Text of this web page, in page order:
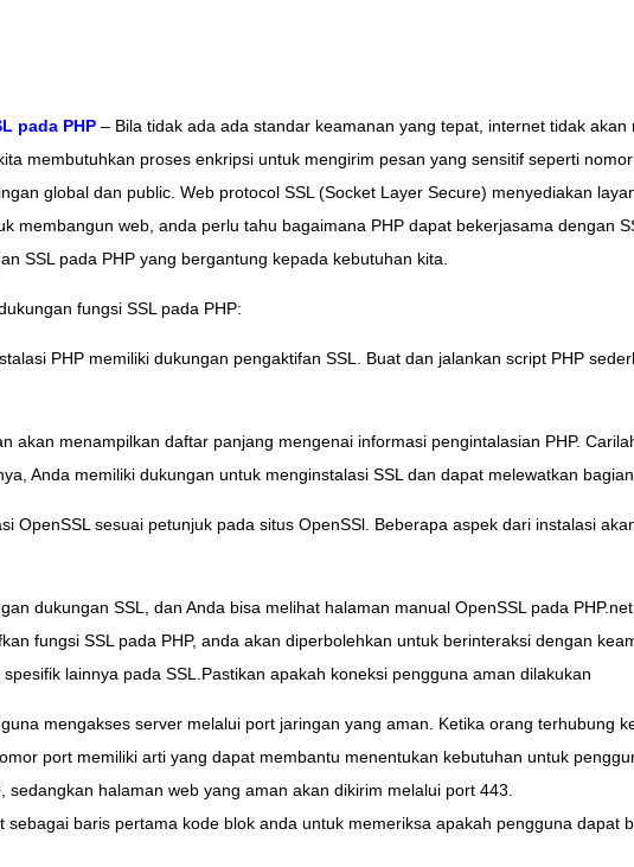
pada PHP – Bila tidak ada ada standar keamanan yang tepat, internet tidak
membutuhkan proses enkripsi untuk mengirim pesan yang sensitif seperti
global dan public. Web protocol SSL (Socket Layer Secure) menyediakan
membangun web, anda perlu tahu bagaimana PHP dapat bekerjasama dengan
SSL pada PHP yang bergantung kepada kebutuhan kita.
fungsi SSL pada PHP:
PHP memiliki dukungan pengaktifan SSL. Buat dan jalankan script PHP
akan menampilkan daftar panjang mengenai informasi pengintalasian PHP.
Anda memiliki dukungan untuk menginstalasi SSL dan dapat melewatkan bagian
OpenSSL sesuai petunjuk pada situs OpenSSl. Beberapa aspek dari instalasi
dukungan SSL, dan Anda bisa melihat halaman manual OpenSSL pada
fungsi SSL pada PHP, anda akan diperbolehkan untuk berinteraksi dengan
lainnya pada SSL.Pastikan apakah koneksi pengguna aman dilakukan
mengakses server melalui port jaringan yang aman. Ketika orang terhubung
port memiliki arti yang dapat membantu menentukan kebutuhan untuk
sedangkan halaman web yang aman akan dikirim melalui port 443.
sebagai baris pertama kode blok anda untuk memeriksa apakah pengguna dapat